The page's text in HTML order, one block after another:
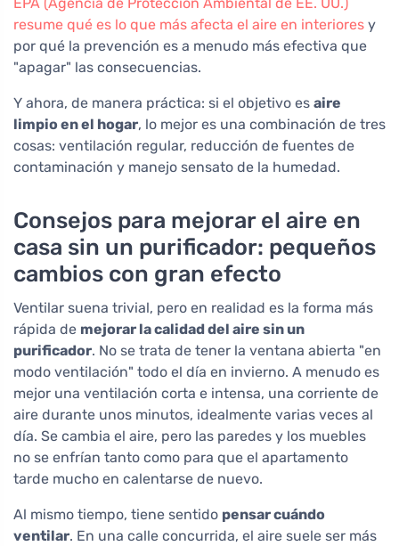
EPA (Agencia de Protección Ambiental de EE. UU.)
resume qué es lo que más afecta el aire en interiores y
por qué la prevención es a menudo más efectiva que
"apagar" las consecuencias.
Y ahora, de manera práctica: si el objetivo es aire
limpio en el hogar, lo mejor es una combinación de tres
cosas: ventilación regular, reducción de fuentes de
contaminación y manejo sensato de la humedad.
Consejos para mejorar el aire en
casa sin un purificador: pequeños
cambios con gran efecto
Ventilar suena trivial, pero en realidad es la forma más
rápida de mejorar la calidad del aire sin un
purificador. No se trata de tener la ventana abierta "en
modo ventilación" todo el día en invierno. A menudo es
mejor una ventilación corta e intensa, una corriente de
aire durante unos minutos, idealmente varias veces al
día. Se cambia el aire, pero las paredes y los muebles
no se enfrían tanto como para que el apartamento
tarde mucho en calentarse de nuevo.
Al mismo tiempo, tiene sentido pensar cuándo
ventilar. En una calle concurrida, el aire suele ser más